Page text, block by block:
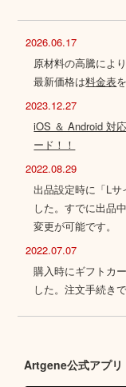
2026.06.17
原材料の高騰によ
最新価格は料金表
2023.12.27
iOS ＆ Android 対
ード！！
2022.08.29
出品設定時に「L
した。すでに出品
変更が可能です。
2022.07.07
購入時にギフトカ
した。注文手続き
Artgene公式アプリ